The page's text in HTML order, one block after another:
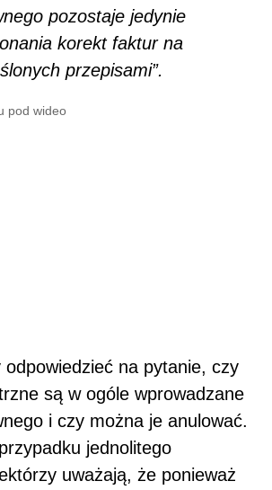
pozostaje jedynie
korekt faktur na
przepisami”.
pod wideo
odpowiedzieć na pytanie, czy
są w ogóle wprowadzane
i czy można je anulować.
jednolitego
uważają, że ponieważ